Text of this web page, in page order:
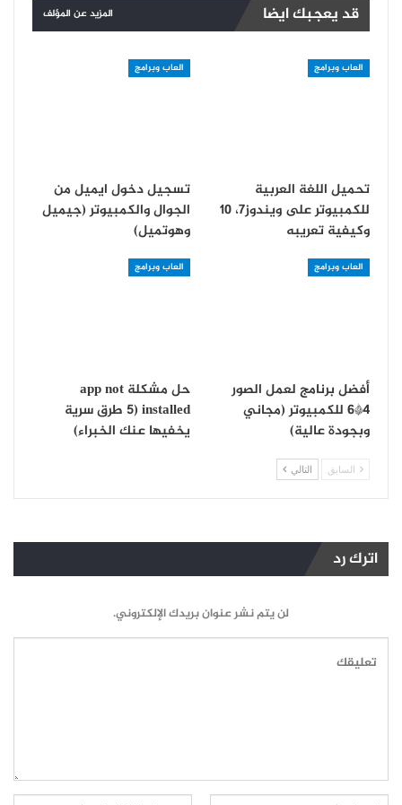
قد يعجبك ايضا المزيد عن المؤلف
العاب وبرامج
تحميل اللغة العربية
للكمبيوتر على ويندوز7، 10
وكيفية تعريبه
العاب وبرامج
تسجيل دخول ايميل من
الجوال والكمبيوتر (جيميل
وهوتميل)
العاب وبرامج
أفضل برنامج لعمل الصور
4*6 للكمبيوتر (مجاني
وبجودة عالية)
العاب وبرامج
حل مشكلة app not
installed (5 طرق سرية
يخفيها عنك الخبراء)
السابق التالي
اترك رد
لن يتم نشر عنوان بريدك الإلكتروني.